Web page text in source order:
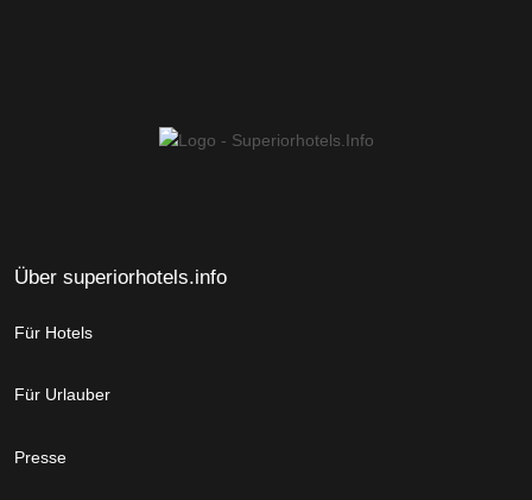
Über superiorhotels.info
Für Hotels
Für Urlauber
Presse